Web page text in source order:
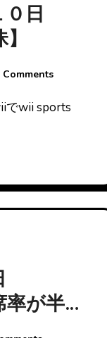
０日
Comments
率が半